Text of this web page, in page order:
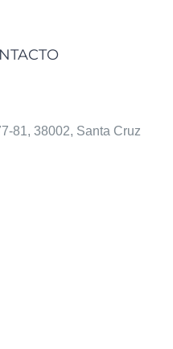
81, 38002, Santa Cruz